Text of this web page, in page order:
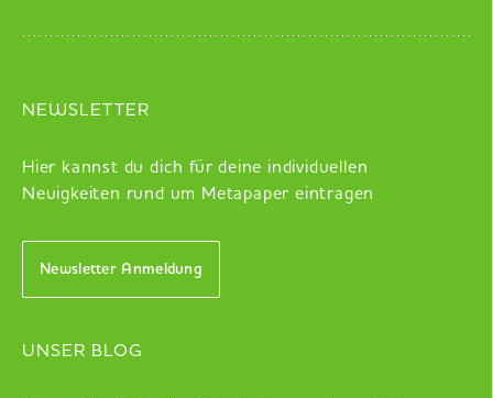
NEWSLETTER
Hier kannst du dich für deine individuellen
Neuigkeiten rund um Metapaper eintragen
Newsletter Anmeldung
UNSER BLOG